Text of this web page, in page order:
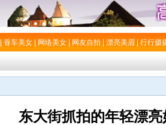
香车美女 网络美女 网友自拍 漂亮美眉 行行摄
东大街抓拍的年轻漂亮